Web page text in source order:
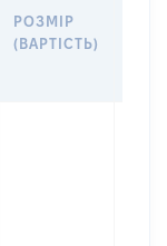
РОЗМІР
(ВАРТІСТЬ)